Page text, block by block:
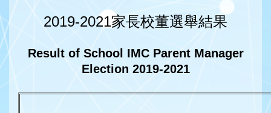
2019-2021家長校董選舉結果
Result of School IMC Parent Manager
Election 2019-2021